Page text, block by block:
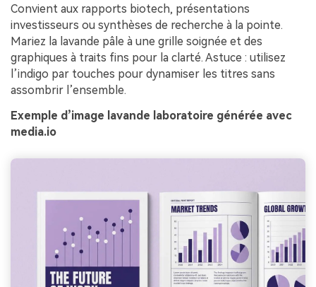
Convient aux rapports biotech, présentations
investisseurs ou synthèses de recherche à la pointe.
Mariez la lavande pâle à une grille soignée et des
graphiques à traits fins pour la clarté. Astuce : utilisez
l’indigo par touches pour dynamiser les titres sans
assombrir l’ensemble.
Exemple d’image lavande laboratoire générée avec
media.io